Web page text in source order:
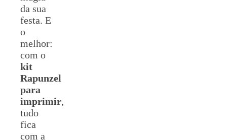
da sua
festa. E
o
melhor:
com o
kit
Rapunzel
para
imprimir,
tudo
fica
com a